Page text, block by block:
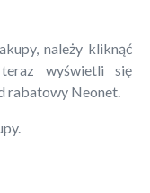
należy kliknąć
wyświetli się
rabatowy Neonet.